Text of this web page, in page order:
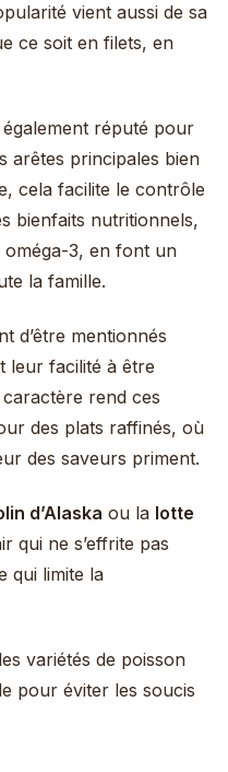
vient aussi de sa
ce soit en filets, en
également réputé pour
arêtes principales bien
cela facilite le contrôle
bienfaits nutritionnels,
3, en font un
la famille.
d’être mentionnés
leur facilité à être
rend ces
des plats raffinés, où
des saveurs priment.
d’Alaska ou la lotte
qui ne s’effrite pas
qui limite la
variétés de poisson
pour éviter les soucis